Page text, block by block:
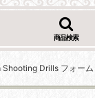
商品検索
Drills フォーム